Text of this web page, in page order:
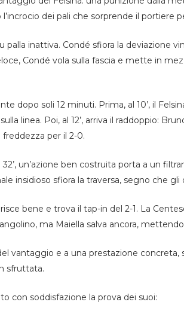
dei pali che sorprende il portiere
palla inattiva. Condé sfiora la deviazione
Condé vola sulla fascia e mette in
dopo soli 12 minuti. Prima, al 10’, il
linea. Poi, al 12’, arriva il raddoppio:
per il 2-0.
un’azione ben costruita porta a un
insidioso sfiora la traversa, segno che
bene e trova il tap-in del 2-1. La
ma Maiella salva ancora,
vantaggio e a una prestazione
sfruttata.
con soddisfazione la prova dei suoi: